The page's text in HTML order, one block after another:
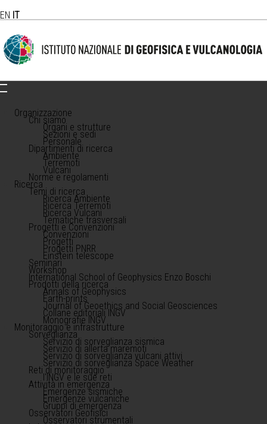
EN IT
Organizzazione
Chi siamo
Organi e strutture
Sezioni e sedi
Personale
Dipartimenti di ricerca
Ambiente
Terremoti
Vulcani
Norme e regolamenti
Ricerca
Temi di ricerca
Ricerca Ambiente
Ricerca Terremoti
Ricerca Vulcani
Tematiche trasversali
Progetti e Convenzioni
Convenzioni
Progetti
Progetti PNRR
Einstein telescope
Seminari
Workshop
International School of Geophysics Enzo Boschi
Prodotti della ricerca
Annals of Geophysics
Earth-prints
Journal of Geoethics and Social Geosciences
Collane editoriali INGV
Monografie INGV
Monitoraggio e infrastrutture
Sorveglianza
Servizio di sorveglianza sismica
Servizio di allerta maremoti
Servizio di sorveglianza vulcani attivi
Servizio di sorveglianza Space Weather
Reti di monitoraggio
l'INGV e le sue reti
Attività in emergenza
Emergenze sismiche
Emergenze vulcaniche
Gruppi di emergenza
Osservatori Geofisici
Osservatori strumentali